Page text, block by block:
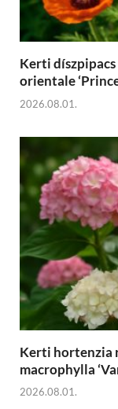
Kerti
orientale
2026.08.01.
Kerti hortenzia
macrophylla
2026.08.01.